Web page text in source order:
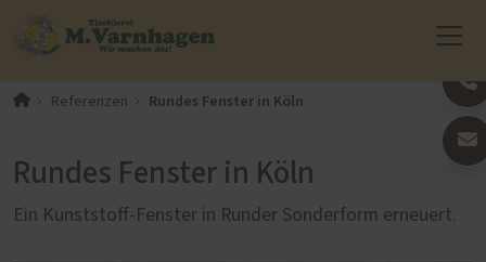
Referenzen Rundes Fenster in Köln
Rundes Fenster in Köln
Ein Kunststoff-Fenster in Runder Sonderform erneuert.